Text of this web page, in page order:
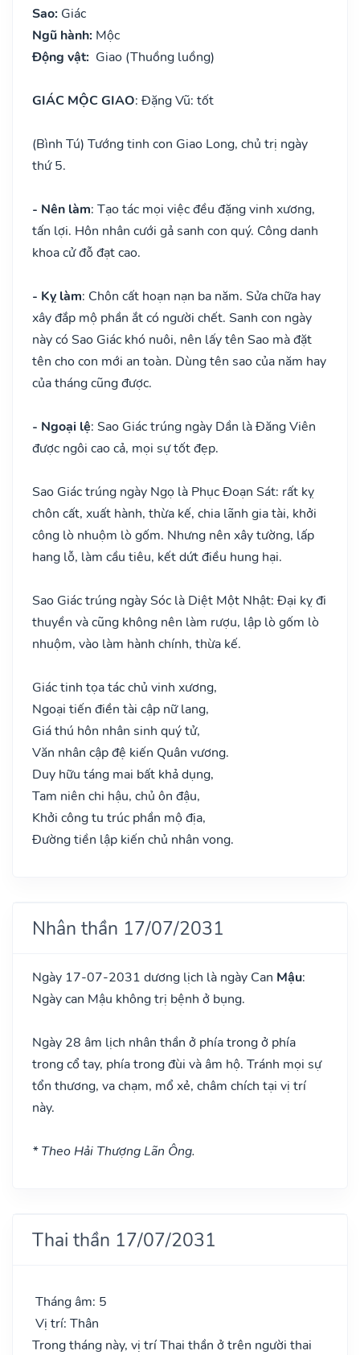
Sao: Giác
Ngũ hành: Mộc
Động vật: Giao (Thuồng luồng)
GIÁC MỘC GIAO: Đặng Vũ: tốt
(Bình Tú) Tướng tinh con Giao Long, chủ trị ngày
thứ 5.
- Nên làm: Tạo tác mọi việc đều đặng vinh xương,
tấn lợi. Hôn nhân cưới gả sanh con quý. Công danh
khoa cử đỗ đạt cao.
- Kỵ làm: Chôn cất hoạn nạn ba năm. Sửa chữa hay
xây đắp mộ phần ắt có người chết. Sanh con ngày
này có Sao Giác khó nuôi, nên lấy tên Sao mà đặt
tên cho con mới an toàn. Dùng tên sao của năm hay
của tháng cũng được.
- Ngoại lệ: Sao Giác trúng ngày Dần là Đăng Viên
được ngôi cao cả, mọi sự tốt đẹp.
Sao Giác trúng ngày Ngọ là Phục Đoạn Sát: rất kỵ
chôn cất, xuất hành, thừa kế, chia lãnh gia tài, khởi
công lò nhuộm lò gốm. Nhưng nên xây tường, lấp
hang lỗ, làm cầu tiêu, kết dứt điều hung hại.
Sao Giác trúng ngày Sóc là Diệt Một Nhật: Đại kỵ đi
thuyền và cũng không nên làm rượu, lập lò gốm lò
nhuộm, vào làm hành chính, thừa kế.
Giác tinh tọa tác chủ vinh xương,
Ngoại tiến điền tài cập nữ lang,
Giá thú hôn nhân sinh quý tử,
Văn nhân cập đệ kiến Quân vương.
Duy hữu táng mai bất khả dụng,
Tam niên chi hậu, chủ ôn đậu,
Khởi công tu trúc phần mộ địa,
Đường tiền lập kiến chủ nhân vong.
Nhân thần 17/07/2031
Ngày 17-07-2031 dương lịch là ngày Can Mậu:
Ngày can Mậu không trị bệnh ở bụng.
Ngày 28 âm lịch nhân thần ở phía trong ở phía
trong cổ tay, phía trong đùi và âm hộ. Tránh mọi sự
tổn thương, va chạm, mổ xẻ, châm chích tại vị trí
này.
* Theo Hải Thượng Lãn Ông.
Thai thần 17/07/2031
Tháng âm: 5
Vị trí: Thân
Trong tháng này, vị trí Thai thần ở trên người thai